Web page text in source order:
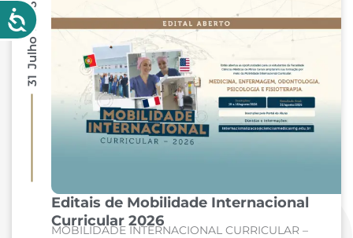
Editais de Mobilidade Internacional
Curricular 2026
MOBILIDADE INTERNACIONAL CURRICULAR –
31 Julho 2026